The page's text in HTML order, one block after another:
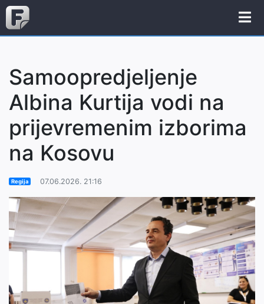
Samoopredjeljenje
Albina Kurtija vodi na
prijevremenim izborima
na Kosovu
Regija 07.06.2026. 21:16